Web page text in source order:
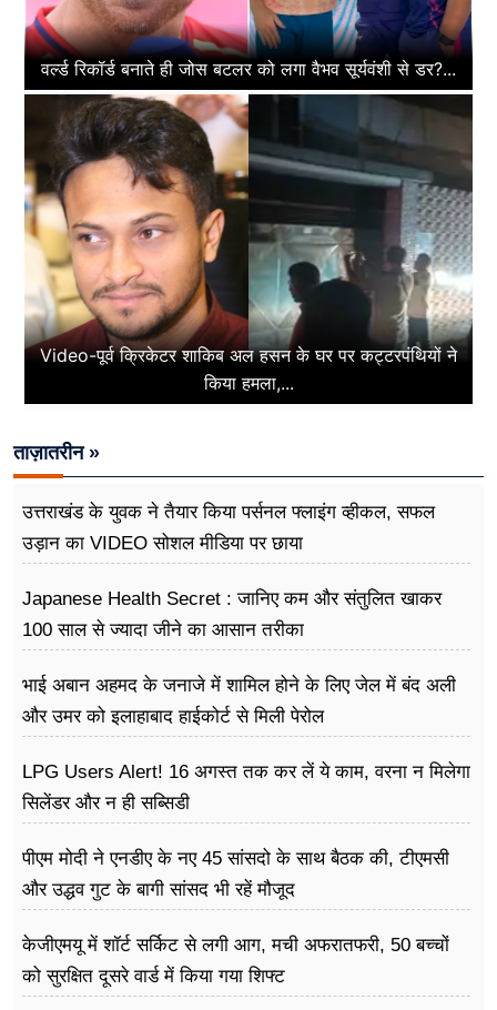
वर्ल्ड रिकॉर्ड बनाते ही जोस बटलर को लगा वैभव सूर्यवंशी से डर?...
Video-पूर्व क्रिकेटर शाकिब अल हसन के घर पर कट्टरपंथियों ने
किया हमला,...
ताज़ातरीन »
उत्तराखंड के युवक ने तैयार किया पर्सनल फ्लाइंग व्हीकल, सफल
उड़ान का VIDEO सोशल मीडिया पर छाया
Japanese Health Secret : जानिए कम और संतुलित खाकर
100 साल से ज्यादा जीने का आसान तरीका
भाई अबान अहमद के जनाजे में शामिल होने के लिए जेल में बंद अली
और उमर को इलाहाबाद हाईकोर्ट से मिली पेरोल
LPG Users Alert! 16 अगस्त तक कर लें ये काम, वरना न मिलेगा
सिलेंडर और न ही सब्सिडी
पीएम मोदी ने एनडीए के नए 45 सांसदो के साथ बैठक की, टीएमसी
और उद्धव गुट के बागी सांसद भी रहें मौजूद
केजीएमयू में शॉर्ट सर्किट से लगी आग, मची अफरातफरी, 50 बच्चों
को सुरक्षित दूसरे वार्ड में किया गया शिफ्ट